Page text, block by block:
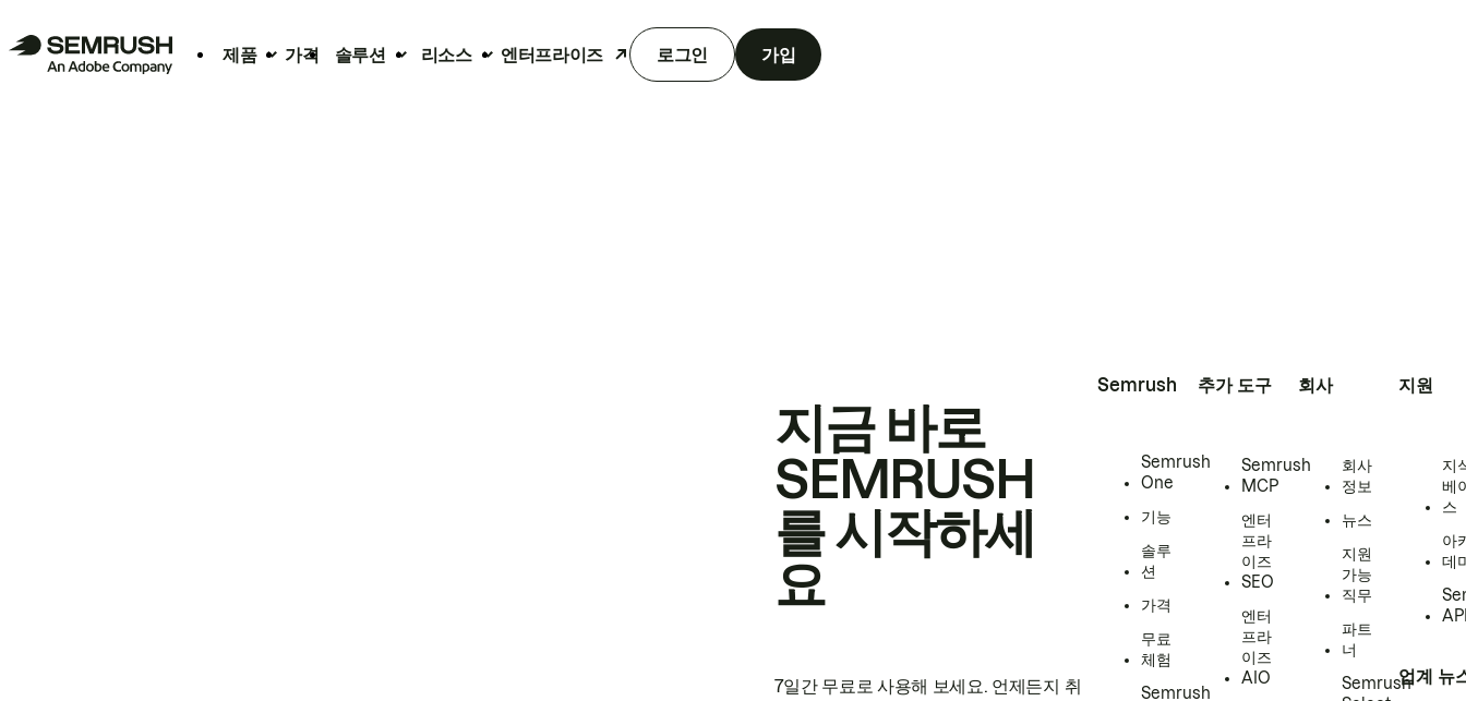
제품 가격 솔루션 리소스 엔터프라이즈 로그인 가입
지금 바로
SEMRUSH
를 시작하세
요
7일간 무료로 사용해 보세요. 언제든지 취
Semrush
Semrush
One
기능
솔루
션
가격
무료
체험
Semrush
추가 도구
Semrush
MCP
엔터
프라
이즈
SEO
엔터
프라
이즈
AIO
회사
회사
정보
뉴스
지원
가능
직무
파트
너
Semrush
지원
지
베
스
아
데
업계 뉴